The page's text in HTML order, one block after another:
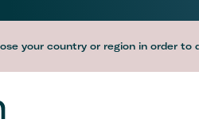
your country or region in order to